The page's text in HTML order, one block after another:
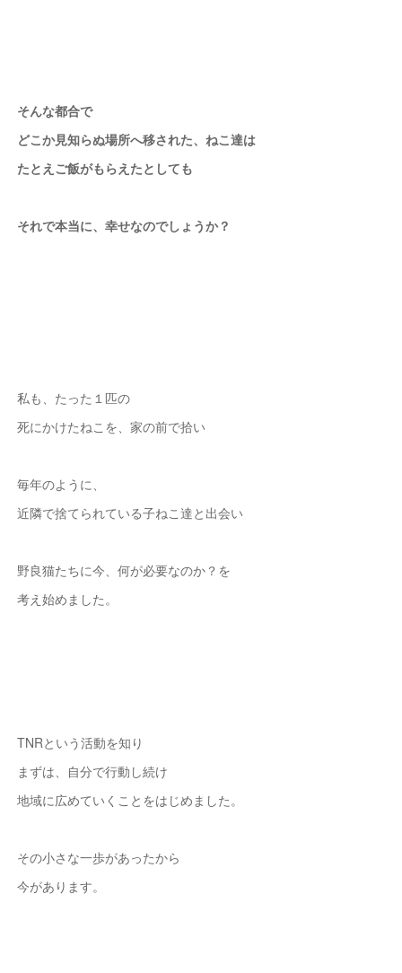
そんな都合で
どこか見知らぬ場所へ移された、ねこ達は
たとえご飯がもらえたとしても
それで本当に、幸せなのでしょうか？
私も、たった１匹の
死にかけたねこを、家の前で拾い
毎年のように、
近隣で捨てられている子ねこ達と出会い
野良猫たちに今、何が必要なのか？を
考え始めました。
TNRという活動を知り
まずは、自分で行動し続け
地域に広めていくことをはじめました。
その小さな一歩があったから
今があります。